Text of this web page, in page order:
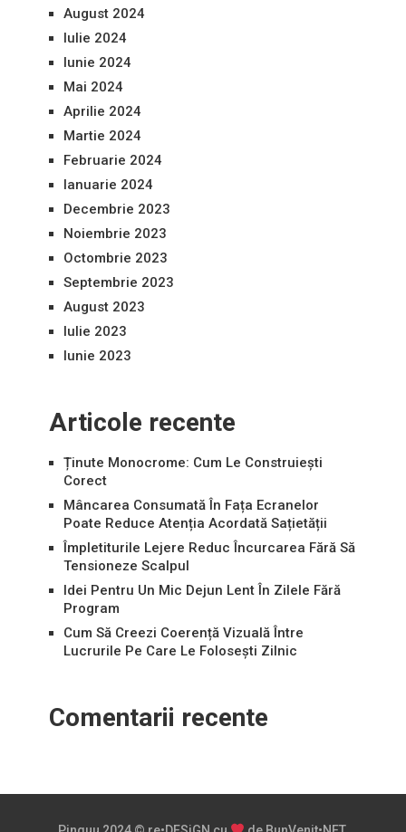
August 2024
Iulie 2024
Iunie 2024
Mai 2024
Aprilie 2024
Martie 2024
Februarie 2024
Ianuarie 2024
Decembrie 2023
Noiembrie 2023
Octombrie 2023
Septembrie 2023
August 2023
Iulie 2023
Iunie 2023
Articole recente
Ținute Monocrome: Cum Le Construiești
Corect
Mâncarea Consumată În Fața Ecranelor
Poate Reduce Atenția Acordată Sațietății
Împletiturile Lejere Reduc Încurcarea Fără Să
Tensioneze Scalpul
Idei Pentru Un Mic Dejun Lent În Zilele Fără
Program
Cum Să Creezi Coerență Vizuală Între
Lucrurile Pe Care Le Folosești Zilnic
Comentarii recente